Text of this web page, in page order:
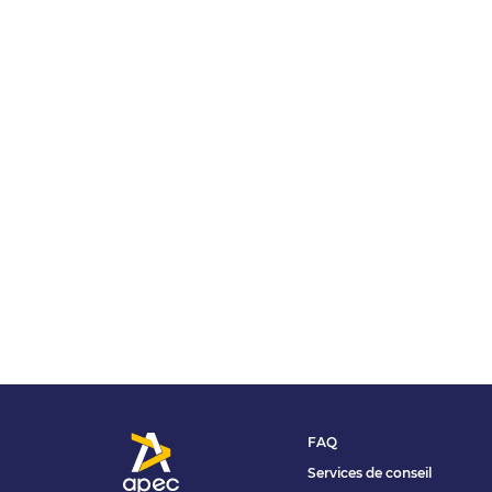
FAQ
Services de conseil